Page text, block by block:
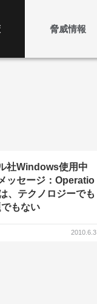
脅威情報
社Windows使用中
ッセージ：Operatio
、テクノロジーでも
もない
2010.6.3